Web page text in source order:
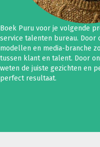
Boek Puru voor je volgende
service talenten bureau. Door
modellen en media-branche
tussen klant en talent. Door
weten de juiste gezichten en
perfect resultaat.